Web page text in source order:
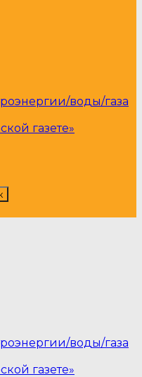
воды/газа
газете»
воды/газа
газете»